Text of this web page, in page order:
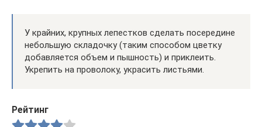
У крайних, крупных лепестков сделать посередине
небольшую складочку (таким способом цветку
добавляется объем и пышность) и приклеить.
Укрепить на проволоку, украсить листьями.
Рейтинг